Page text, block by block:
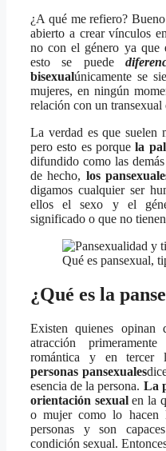
¿A qué me refiero?
abierto a crear vínculos
no con el género ya que
esto se puede
bisexualúnicamente se
mujeres, en ningún
relación con un
La verdad es que suelen
pero esto es porquela
difundido como las
de hecho, los
digamos cualquier ser
ellos el sexo y el
significado o que no
Qué es pansexual,
¿Qué es la
Existen quienes
atracción
romántica y en tercer
personas pansexuales
esencia de la persona. La
orientación sexualen la
o mujer como lo hacen
personas y son
condición sexual.